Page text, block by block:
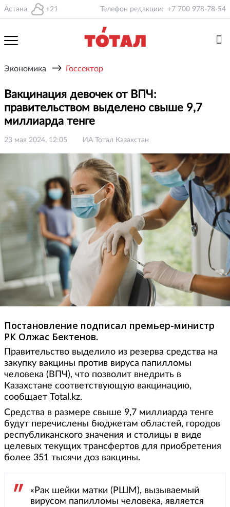
Астана +21 Телефон редакции: +7 700 978-78-54
Экономика → Госсектор
Вакцинация девочек от ВПЧ:
правительством выделено свыше 9,7
миллиарда тенге
23 мая 2024, 12:05 ИА Тотал Казахстан
Постановление подписал премьер-министр
РК Олжас Бектенов.
Правительство выделило из резерва средства на
закупку вакцины против вируса папилломы
человека (ВПЧ), что позволит внедрить в
Казахстане соответствующую вакцинацию,
сообщает Total.kz.
Средства в размере свыше 9,7 миллиарда тенге
будут перечислены бюджетам областей, городов
республиканского значения и столицы в виде
целевых текущих трансфертов для приобретения
более 351 тысячи доз вакцины.
«Рак шейки матки (РШМ), вызываемый
вирусом папилломы человека, является